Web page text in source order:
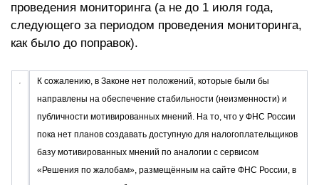
проведения мониторинга (а не до 1 июля года,
следующего за периодом проведения мониторинга,
как было до поправок).
К сожалению, в Законе нет положений, которые были бы
направлены на обеспечение стабильности (неизменности) и
публичности мотивированных мнений. На то, что у ФНС России
пока нет планов создавать доступную для налогоплательщиков
базу мотивированных мнений по аналогии с сервисом
«Решения по жалобам», размещённым на сайте ФНС России, в